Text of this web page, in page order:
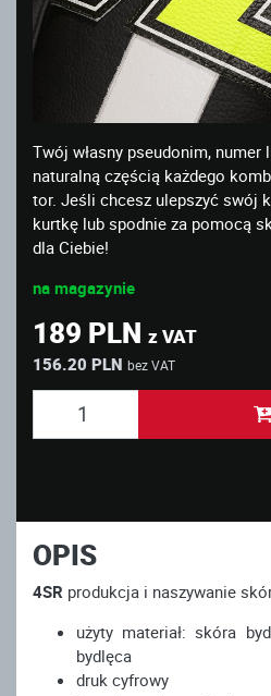
Twój własny pseudonim,
naturalną częścią każdego
tor. Jeśli chcesz ulepszyć swój
kurtkę lub spodnie za pomocą
dla Ciebie!
na magazynie
189 PLN z VAT
156.20 PLN bez VAT
OPIS
4SR produkcja i naszywanie
użyty materiał: skóra
bydlęca
druk cyfrowy